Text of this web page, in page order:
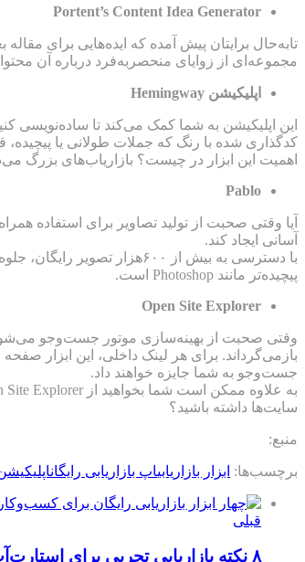
Portent’s Content Idea Generator
تا‌به‌حال برایتان پیش آمده ‌که ایده‌هایی برای
مجموعه‌ای از زوایای منحصر‌به‌فرد درباره آن محتوا را به شکل یک عنوان
اپلیکیشن Hemingway
این اپلیکیشن به شما کمک می‌کند تا ساده‌نویسی
کدگذاری شده با رنگ که جملات طولانی یا
اهمیت این ابزار در چیست؟ بازاریاب‌های بزرگ
Pablo
آیا وقتی صحبت از تولید تصاویر برای استفاده
آسانی ایجاد کند.
با دسترسی به بیش از
پیچیده‌تر مانند Photoshop است.
Open Site Explorer
باز‌می‌گرداند. برای هر لینک داخلی، این ابزار
جست‌وجو به شما جایزه خواهند داد.
سایت‌ها داشته باشید؟
منبع:
برچسب‌ها: ابزار بازاریابیاپ بازاریابی رایگاناپلیکیشن
قبلی
۸ نکته بازاریابی تجربی برای استارت‌آپ‌ها